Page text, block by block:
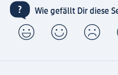
Wie gefällt Dir diese